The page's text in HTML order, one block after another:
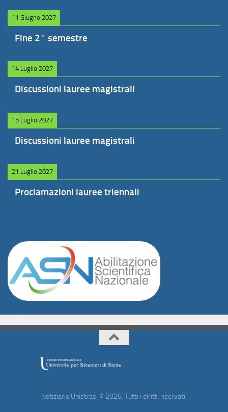
11 Giugno 2027
Fine 2° semestre
14 Luglio 2027
Discussioni lauree magistrali
15 Luglio 2027
Discussioni lauree magistrali
21 Luglio 2027
Proclamazioni lauree triennali
Notiziario Unistrasi © 2026. Tutti i diritti riservati.